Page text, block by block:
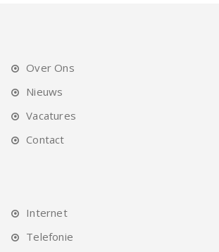
Over Ons
Nieuws
Vacatures
Contact
Internet
Telefonie